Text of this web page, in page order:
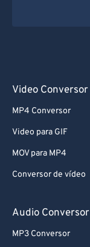
Video Conversor
MP4 Conversor
Video para GIF
MOV para MP4
Conversor de vídeo
Audio Conversor
MP3 Conversor